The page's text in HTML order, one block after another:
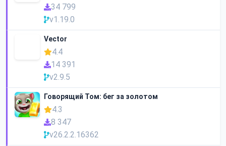
34 799
v1.19.0
Vector
4.4
14 391
v2.9.5
Говорящий Том: бег за золотом
4.3
8 347
v26.2.2.16362